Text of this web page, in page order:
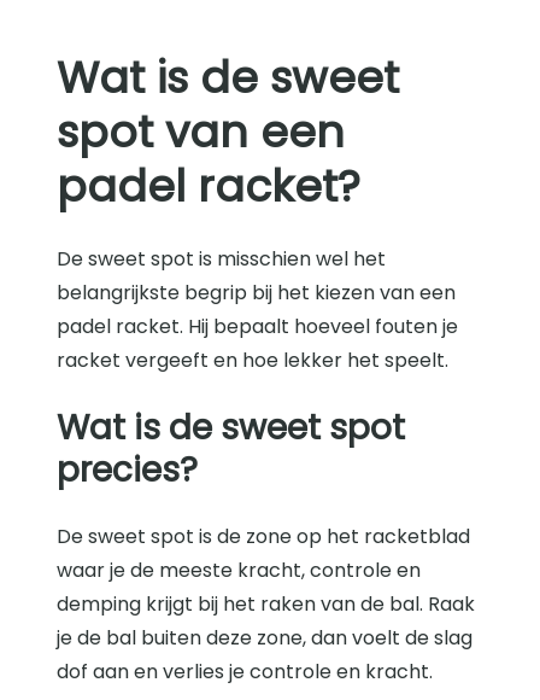
Wat is de sweet
spot van een
padel racket?
De sweet spot is misschien wel het
belangrijkste begrip bij het kiezen van een
padel racket. Hij bepaalt hoeveel fouten je
racket vergeeft en hoe lekker het speelt.
Wat is de sweet spot
precies?
De sweet spot is de zone op het racketblad
waar je de meeste kracht, controle en
demping krijgt bij het raken van de bal. Raak
je de bal buiten deze zone, dan voelt de slag
dof aan en verlies je controle en kracht.